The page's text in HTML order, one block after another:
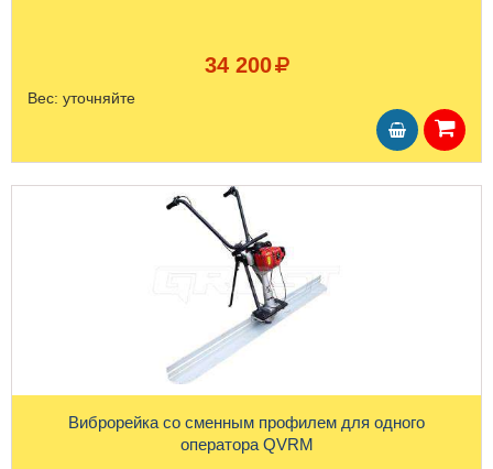
34 200
Вес: уточняйте
Виброрейка со сменным профилем для одного
оператора QVRM